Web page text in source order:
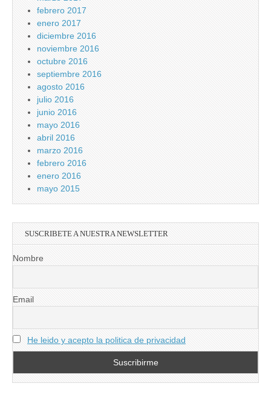
febrero 2017
enero 2017
diciembre 2016
noviembre 2016
octubre 2016
septiembre 2016
agosto 2016
julio 2016
junio 2016
mayo 2016
abril 2016
marzo 2016
febrero 2016
enero 2016
mayo 2015
SUSCRIBETE A NUESTRA NEWSLETTER
Nombre
Email
He leido y acepto la politica de privacidad